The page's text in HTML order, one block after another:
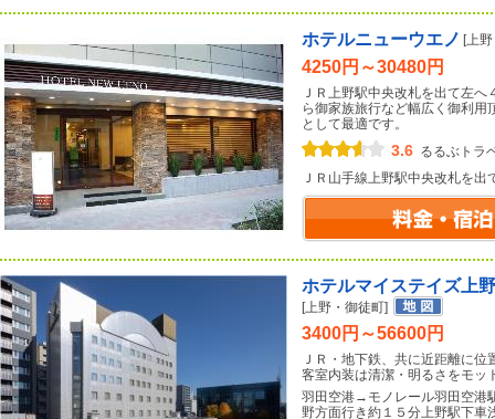
ホテルニューウエノ [上
4250円～30480円
ＪＲ上野駅中央改札を出て左
ら御家族旅行など幅広く御利
として最適です。
3.6 るるぶトラ
ＪＲ山手線上野駅中央改札を
ホテルマイステイズ上
[上野・御徒町]
3400円～56600円
ＪＲ・地下鉄、共に近距離に
客室内装は清潔・明るさをモッ
羽田空港→モノレール羽田空港
野方面行き約１５分上野駅下